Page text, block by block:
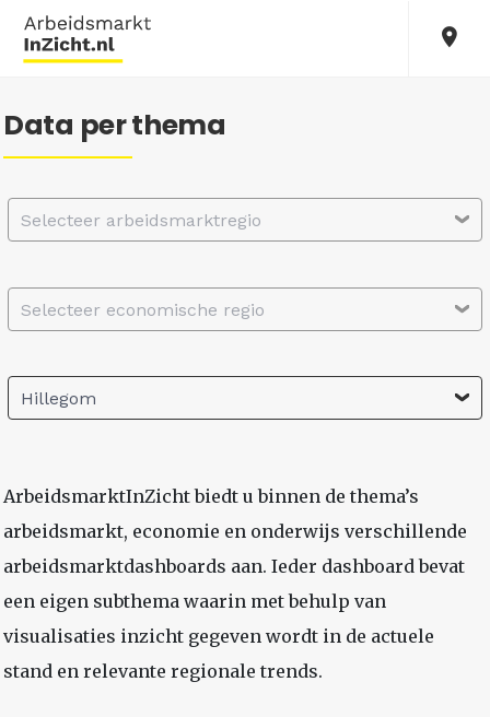
Data per thema
Selecteer arbeidsmarktregio
Selecteer economische regio
Hillegom
ArbeidsmarktInZicht biedt u binnen de thema’s
arbeidsmarkt, economie en onderwijs verschillende
arbeidsmarktdashboards aan. Ieder dashboard bevat
een eigen subthema waarin met behulp van
visualisaties inzicht gegeven wordt in de actuele
stand en relevante regionale trends.